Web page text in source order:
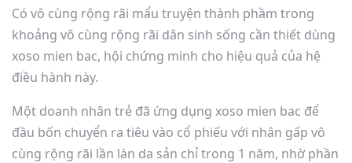
Có vô cùng rộng rãi mẩu truyện thành phầm trong
khoảng vô cùng rộng rãi dân sinh sống cần thiết dùng
xoso mien bac, hội chứng minh cho hiệu quả của hệ
điều hành này.
Một doanh nhân trẻ đã ứng dụng xoso mien bac để
đầu bốn chuyển ra tiêu vào cổ phiếu với nhân gấp vô
cùng rộng rãi lần làn da sản chỉ trong 1 năm, nhờ phần